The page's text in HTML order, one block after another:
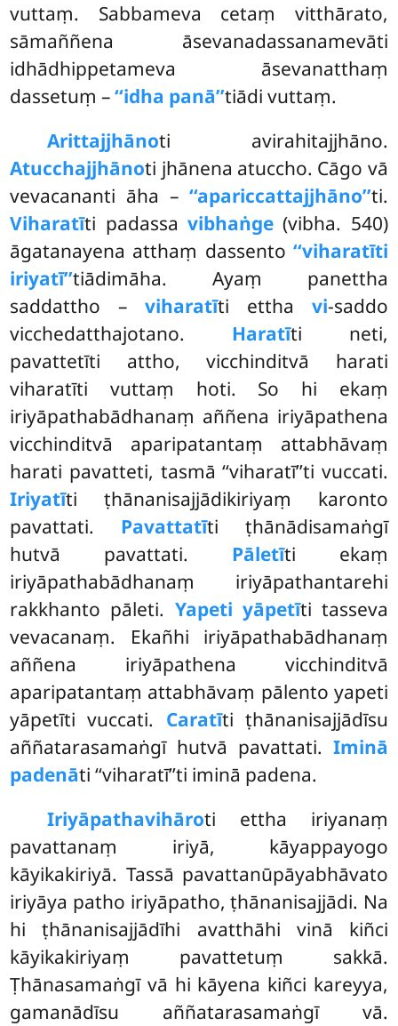
vuttaṃ. Sabbameva cetaṃ vitthārato,
sāmaññena āsevanadassanamevāti
idhādhippetameva āsevanatthaṃ
dassetuṃ –‘‘idha panā’’tiādi vuttaṃ.
Arittajjhānoti avirahitajjhāno.
Atucchajjhānoti jhānena atuccho. Cāgo vā
vevacananti āha – ‘‘apariccattajjhāno’’ti.
Viharatīti padassa vibhaṅge (vibha. 540)
āgatanayena atthaṃ dassento ‘‘viharatīti
iriyatī’’tiādimāha. Ayaṃ panettha
saddattho – viharatīti ettha vi-saddo
vicchedatthajotano. Haratīti neti,
pavattetīti attho, vicchinditvā harati
viharatīti vuttaṃ hoti. So hi ekaṃ
iriyāpathabādhanaṃ aññena iriyāpathena
vicchinditvā aparipatantaṃ attabhāvaṃ
harati pavatteti, tasmā ‘‘viharatī’’ti vuccati.
Iriyatīti ṭhānanisajjādikiriyaṃ karonto
pavattati. Pavattatīti ṭhānādisamaṅgī
hutvā pavattati. Pāletīti ekaṃ
iriyāpathabādhanaṃ iriyāpathantarehi
rakkhanto pāleti. Yapeti yāpetīti tasseva
vevacanaṃ. Ekañhi iriyāpathabādhanaṃ
aññena iriyāpathena vicchinditvā
aparipatantaṃ attabhāvaṃ pālento yapeti
yāpetīti vuccati. Caratīti ṭhānanisajjādīsu
aññatarasamaṅgī hutvā pavattati. Iminā
padenāti ‘‘viharatī’’ti iminā padena.
Iriyāpathavihāroti ettha iriyanaṃ
pavattanaṃ iriyā, kāyappayogo
kāyikakiriyā. Tassā pavattanūpāyabhāvato
iriyāya patho iriyāpatho, ṭhānanisajjādi. Na
hi ṭhānanisajjādīhi avatthāhi vinā kiñci
kāyikakiriyaṃ pavattetuṃ sakkā.
Ṭhānasamaṅgī vā hi kāyena kiñci kareyya,
gamanādīsu aññatarasamaṅgī vā.